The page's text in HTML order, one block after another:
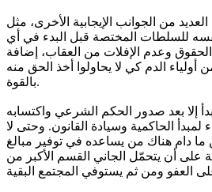
من الجوانب الإيجابية الأخرى، مثل
للسلطات المختصة قبل البدء في أي
وعدم الإفلات من العقاب، إضافة
أولياء الدم كي لا يحاولوا أخذ الحق منه
بالقوة.
إلا بعد صدور الحكم الشرعي واكتسابه
لمبدأ الحاكمية وسيادة القانون. وحتى لا
دام هناك من يساعده في توفير مبالغ
على أن يتحمّل الجاني القسم الأكبر من